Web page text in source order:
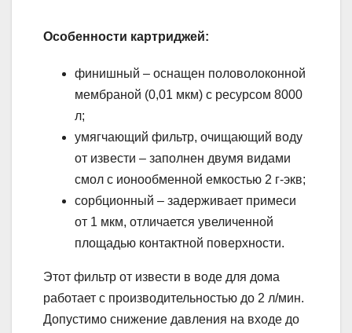
Особенности картриджей:
финишный – оснащен половолоконной
мембраной (0,01 мкм) с ресурсом 8000
л;
умягчающий фильтр, очищающий воду
от извести – заполнен двумя видами
смол с ионообменной емкостью 2 г-экв;
сорбционный – задерживает примеси
от 1 мкм, отличается увеличенной
площадью контактной поверхности.
Этот фильтр от извести в воде для дома
работает с производительностью до 2 л/мин.
Допустимо снижение давления на входе до